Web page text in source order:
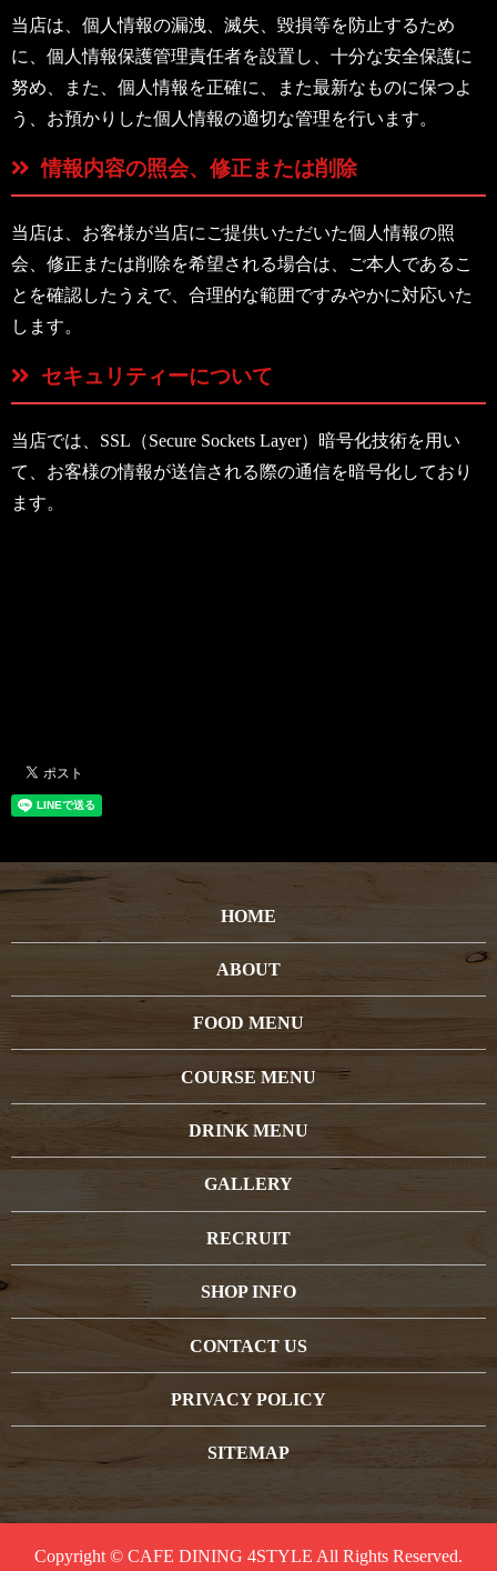
当店は、個人情報の漏洩、滅失、毀損等を防止するため
に、個人情報保護管理責任者を設置し、十分な安全保護に
努め、また、個人情報を正確に、また最新なものに保つよ
う、お預かりした個人情報の適切な管理を行います。
情報内容の照会、修正または削除
当店は、お客様が当店にご提供いただいた個人情報の照
会、修正または削除を希望される場合は、ご本人であるこ
とを確認したうえで、合理的な範囲ですみやかに対応いた
します。
セキュリティーについて
当店では、SSL（Secure Sockets Layer）暗号化技術を用い
て、お客様の情報が送信される際の通信を暗号化しており
ます。
HOME
ABOUT
FOOD MENU
COURSE MENU
DRINK MENU
GALLERY
RECRUIT
SHOP INFO
CONTACT US
PRIVACY POLICY
SITEMAP
Copyright © CAFE DINING 4STYLE All Rights Reserved.